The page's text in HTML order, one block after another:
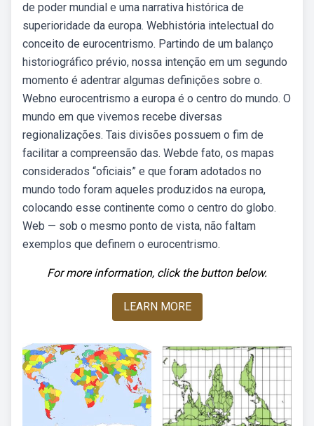
de poder mundial e uma narrativa histórica de
superioridade da europa. Webhistória intelectual do
conceito de eurocentrismo. Partindo de um balanço
historiográfico prévio, nossa intenção em um segundo
momento é adentrar algumas definições sobre o.
Webno eurocentrismo a europa é o centro do mundo. O
mundo em que vivemos recebe diversas
regionalizações. Tais divisões possuem o fim de
facilitar a compreensão das. Webde fato, os mapas
considerados “oficiais” e que foram adotados no
mundo todo foram aqueles produzidos na europa,
colocando esse continente como o centro do globo.
Web — sob o mesmo ponto de vista, não faltam
exemplos que definem o eurocentrismo.
For more information, click the button below.
LEARN MORE